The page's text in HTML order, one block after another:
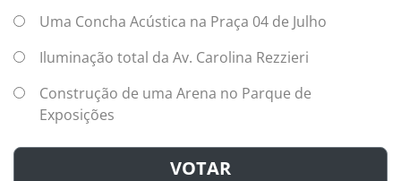
Uma Concha Acústica na Praça 04 de Julho
Iluminação total da Av. Carolina Rezzieri
Construção de uma Arena no Parque de
Exposições
VOTAR